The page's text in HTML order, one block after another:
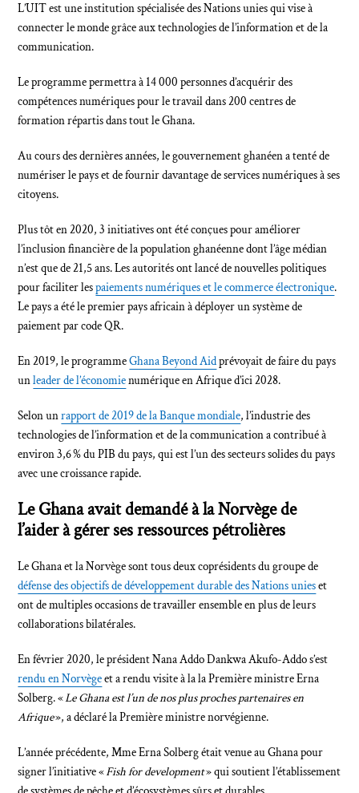
L’UIT est une institution spécialisée des Nations unies qui vise à
connecter le monde grâce aux technologies de l’information et de la
communication.
Le programme permettra à 14 000 personnes d’acquérir des
compétences numériques pour le travail dans 200 centres de
formation répartis dans tout le Ghana.
Au cours des dernières années, le gouvernement ghanéen a tenté de
numériser le pays et de fournir davantage de services numériques à ses
citoyens.
Plus tôt en 2020, 3 initiatives ont été conçues pour améliorer
l’inclusion financière de la population ghanéenne dont l’âge médian
n’est que de 21,5 ans. Les autorités ont lancé de nouvelles politiques
pour faciliter lespaiements numériques et le commerce électronique.
Le pays a été le premier pays africain à déployer un système de
paiement par code QR.
En 2019, le programmeGhana Beyond Aidprévoyait de faire du pays
unleader de l’économienumérique en Afrique d’ici 2028.
Selon unrapport de 2019 de la Banque mondiale, l’industrie des
technologies de l’information et de la communication a contribué à
environ 3,6 % du PIB du pays, qui est l’un des secteurs solides du pays
avec une croissance rapide.
Le Ghana avait demandé à la Norvège de
l’aider à gérer ses ressources pétrolières
Le Ghana et la Norvège sont tous deux coprésidents du groupe de
défense des objectifs de développement durable des Nations unieset
ont de multiples occasions de travailler ensemble en plus de leurs
collaborations bilatérales.
En février 2020, le président Nana Addo Dankwa Akufo-Addo s’est
rendu en Norvègeet a rendu visite à la la Première ministre Erna
Solberg. «Le Ghana est l’un de nos plus proches partenaires en
Afrique», a déclaré la Première ministre norvégienne.
L’année précédente, Mme Erna Solberg était venue au Ghana pour
signer l’initiative «Fish for development» qui soutient l’établissement